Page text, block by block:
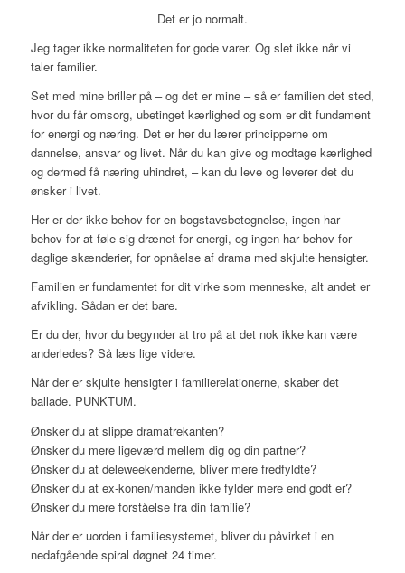
Det er jo normalt.
Jeg tager ikke normaliteten for gode varer. Og slet ikke når vi
taler familier.
Set med mine briller på – og det er mine – så er familien det sted,
hvor du får omsorg, ubetinget kærlighed og som er dit fundament
for energi og næring. Det er her du lærer principperne om
dannelse, ansvar og livet. Når du kan give og modtage kærlighed
og dermed få næring uhindret, – kan du leve og leverer det du
ønsker i livet.
Her er der ikke behov for en bogstavsbetegnelse, ingen har
behov for at føle sig drænet for energi, og ingen har behov for
daglige skænderier, for opnåelse af drama med skjulte hensigter.
Familien er fundamentet for dit virke som menneske, alt andet er
afvikling. Sådan er det bare.
Er du der, hvor du begynder at tro på at det nok ikke kan være
anderledes? Så læs lige videre.
Når der er skjulte hensigter i familierelationerne, skaber det
ballade. PUNKTUM.
Ønsker du at slippe dramatrekanten?
Ønsker du mere ligeværd mellem dig og din partner?
Ønsker du at deleweekenderne, bliver mere fredfyldte?
Ønsker du at ex-konen/manden ikke fylder mere end godt er?
Ønsker du mere forståelse fra din familie?
Når der er uorden i familiesystemet, bliver du påvirket i en
nedafgående spiral døgnet 24 timer.